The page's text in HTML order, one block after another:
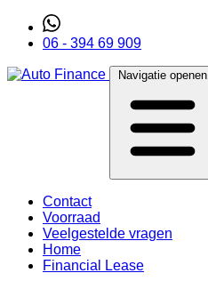
06 - 394 69 909
Navigatie openen
Contact
Voorraad
Veelgestelde vragen
Home
Financial Lease